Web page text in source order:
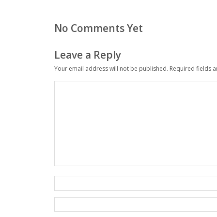
No Comments Yet
Leave a Reply
Your email address will not be published. Required fields